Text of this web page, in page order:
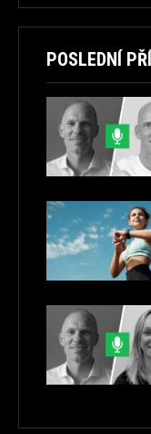
POSLEDNÍ